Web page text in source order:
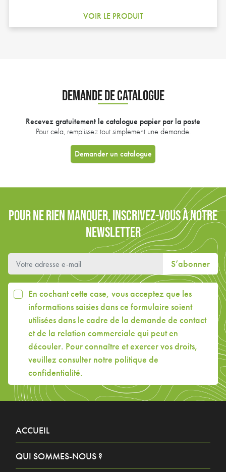
VOIR LE PRODUIT
DEMANDE DE CATALOGUE
Recevez gratuitement le catalogue papier par la poste
Pour cela, remplissez tout simplement une demande.
Demander un catalogue
POUR NE RIEN MANQUER, INSCRIVEZ-VOUS À NOTRE
NEWSLETTER
S’abonner
En cochant cette case, vous acceptez que les
informations saisies dans ce formulaire soient
utilisées dans le cadre de la demande de contact
et de la relation commerciale qui peut en
découler. Pour connaître et exercer vos droits,
veuillez consulter notre politique de
confidentialité.
ACCUEIL
QUI SOMMES-NOUS ?